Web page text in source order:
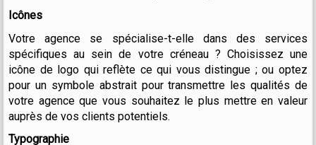
Icônes
Votre agence se spécialise-t-elle dans des services
spécifiques au sein de votre créneau ? Choisissez une
icône de logo qui reflète ce qui vous distingue ; ou optez
pour un symbole abstrait pour transmettre les qualités de
votre agence que vous souhaitez le plus mettre en valeur
auprès de vos clients potentiels.
Typographie